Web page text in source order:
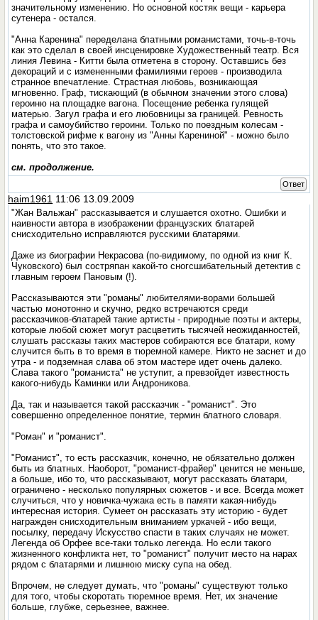
значительному изменению. Но основной костяк вещи - карьера
сутенера - остался.
"Анна Каренина" переделана блатными романистами, точь-в-точь
как это сделал в своей инсценировке Художественный театр. Вся
линия Левина - Китти была отметена в сторону. Оставшись без
декораций и с измененными фамилиями героев - производила
странное впечатление. Страстная любовь, возникающая
мгновенно. Граф, тискающий (в обычном значении этого слова)
героиню на площадке вагона. Посещение ребенка гулящей
матерью. Загул графа и его любовницы за границей. Ревность
графа и самоубийство героини. Только по поездным колесам -
толстовской рифме к вагону из "Анны Карениной" - можно было
понять, что это такое.
см. продолжение.
Ответ
haim1961 11:06 13.09.2009
"Жан Вальжан" рассказывается и слушается охотно. Ошибки и
наивности автора в изображении французских блатарей
снисходительно исправляются русскими блатарями.
Даже из биографии Некрасова (по-видимому, по одной из книг К.
Чуковского) был состряпан какой-то сногсшибательный детектив с
главным героем Пановым (!).
Рассказываются эти "романы" любителями-ворами большей
частью монотонно и скучно, редко встречаются среди
рассказчиков-блатарей такие артисты - природные поэты и актеры,
которые любой сюжет могут расцветить тысячей неожиданностей,
слушать рассказы таких мастеров собираются все блатари, кому
случится быть в то время в тюремной камере. Никто не заснет и до
утра - и подземная слава об этом мастере идет очень далеко.
Слава такого "романиста" не уступит, а превзойдет известность
какого-нибудь Каминки или Андроникова.
Да, так и называется такой рассказчик - "романист". Это
совершенно определенное понятие, термин блатного словаря.
"Роман" и "романист".
"Романист", то есть рассказчик, конечно, не обязательно должен
быть из блатных. Наоборот, "романист-фрайер" ценится не меньше,
а больше, ибо то, что рассказывают, могут рассказать блатари,
ограничено - несколько популярных сюжетов - и все. Всегда может
случиться, что у новичка-чужака есть в памяти какая-нибудь
интересная история. Сумеет он рассказать эту историю - будет
награжден снисходительным вниманием уркачей - ибо вещи,
посылку, передачу Искусство спасти в таких случаях не может.
Легенда об Орфее все-таки только легенда. Но если такого
жизненного конфликта нет, то "романист" получит место на нарах
рядом с блатарями и лишнюю миску супа на обед.
Впрочем, не следует думать, что "романы" существуют только
для того, чтобы скоротать тюремное время. Нет, их значение
больше, глубже, серьезнее, важнее.